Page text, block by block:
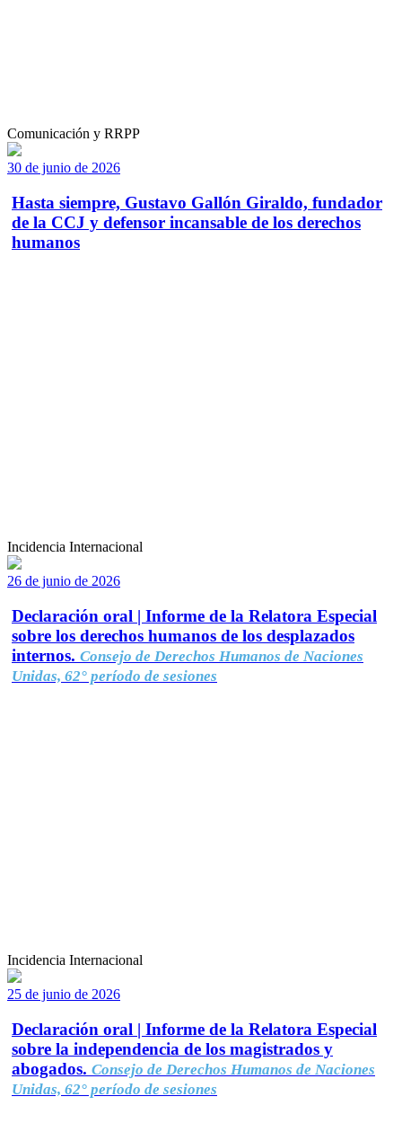
Comunicación y RRPP
30 de junio de 2026
Hasta siempre, Gustavo Gallón Giraldo, fundador
de la CCJ y defensor incansable de los derechos
humanos
Incidencia Internacional
26 de junio de 2026
Declaración oral | Informe de la Relatora Especial
sobre los derechos humanos de los desplazados
internos. Consejo de Derechos Humanos de Naciones
Unidas, 62° período de sesiones
Incidencia Internacional
25 de junio de 2026
Declaración oral | Informe de la Relatora Especial
sobre la independencia de los magistrados y
abogados. Consejo de Derechos Humanos de Naciones
Unidas, 62° período de sesiones